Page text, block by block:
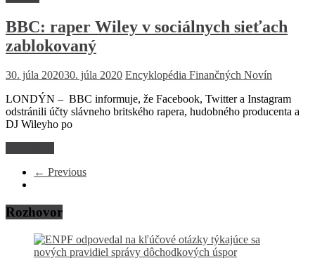
BBC: raper Wiley v sociálnych sieťach
zablokovaný
30. júla 202030. júla 2020 Encyklopédia Finančných Novín
LONDÝN – BBC informuje, že Facebook, Twitter a Instagram
odstránili účty slávneho britského rapera, hudobného producenta a
DJ Wileyho po
← Previous
Rozhovor